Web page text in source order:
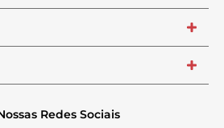
+
+
Redes Sociais